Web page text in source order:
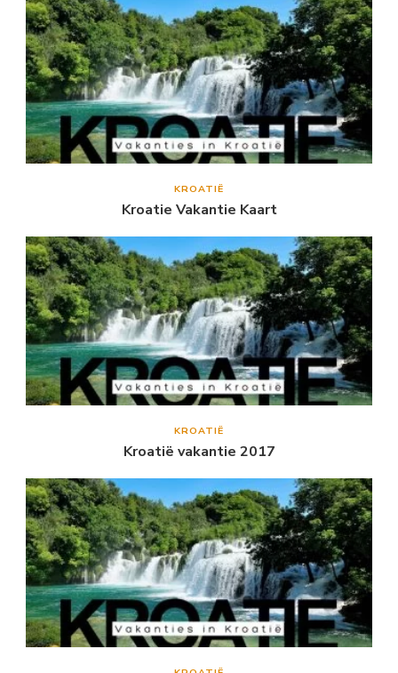
KROATIË
Kroatie Vakantie Kaart
KROATIË
Kroatië vakantie 2017